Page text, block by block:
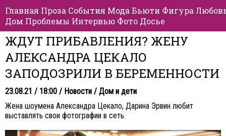
Главная Проза События Мода Бьюти Фигура
Дом Проблемы Интервью Фото Досье
ЖДУТ ПРИБАВЛЕНИЯ? ЖЕНУ
АЛЕКСАНДРА ЦЕКАЛО
ЗАПОДОЗРИЛИ В БЕРЕМЕННОСТИ
23.08.21 / 18:00 / Новости / Дом и дети
Жена шоумена Александра Цекало, Дарина Эрвин любит
выставлять свои фотографии в сеть.